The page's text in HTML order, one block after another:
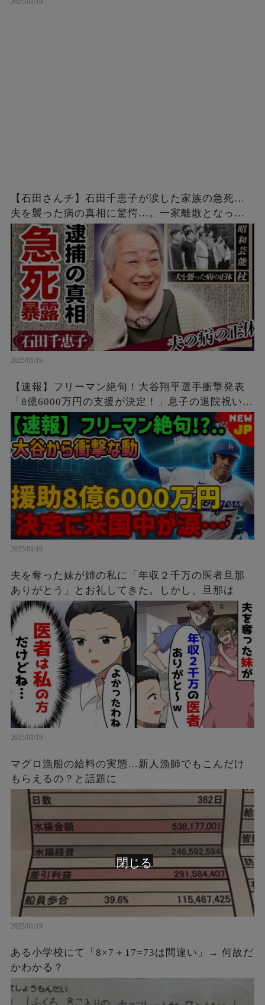
2025/01/19
【石田さんチ】石田千恵子が涙した家族の急死…
夫を襲った病の真相に驚愕…。一家離散となった
石田家の現在と長男の結婚相手とは…？
2025/01/19
【速報】フリーマン絶句！大谷翔平選手衝撃発表
「8億6000万円の支援が決定！」息子の退院祝いに
サプライズプレゼントを送ったら涙が止まりませ
んでした！この決定には全米が感動しました
2025/01/19
夫を奪った妹が姉の私に「年収２千万の医者旦那
ありがとう」とお礼してきた。しかし、旦那は
2025/01/19
マグロ漁船の給料の実態…新人漁師でもこんだけ
もらえるの？と話題に
2025/01/19
ある小学校にて「8×7＋17=73は間違い」→ 何故だ
かわかる？
閉じる